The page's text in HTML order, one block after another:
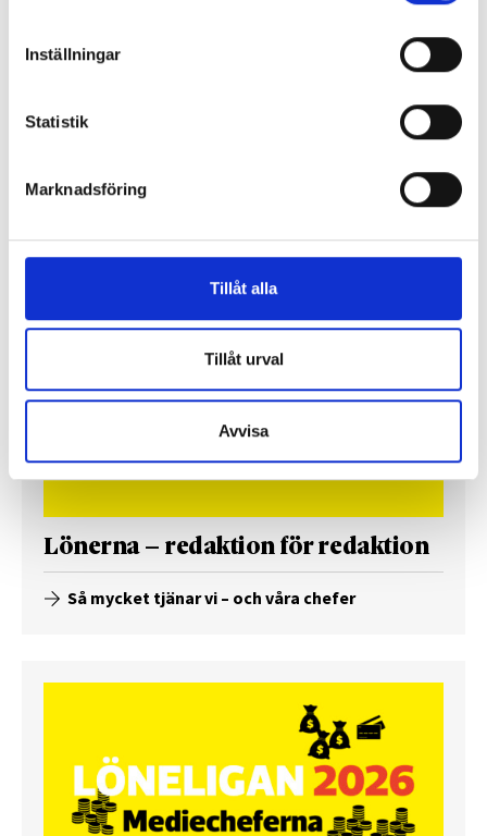
Inställningar
Statistik
Marknadsföring
Tillåt alla
Tillåt urval
Avvisa
kännas nära”
Lönerna – redaktion för redaktion
Så mycket tjänar vi – och våra chefer